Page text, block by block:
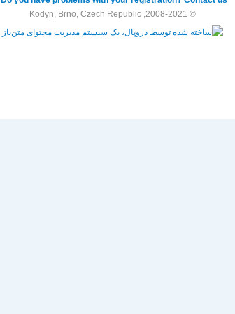
© 2008-2021, Kodyn, Brno, Czech Republic